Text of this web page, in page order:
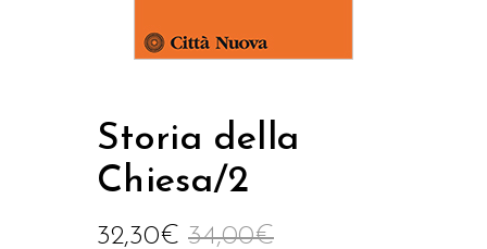
Storia della
Chiesa/2
34,00€
32,30€